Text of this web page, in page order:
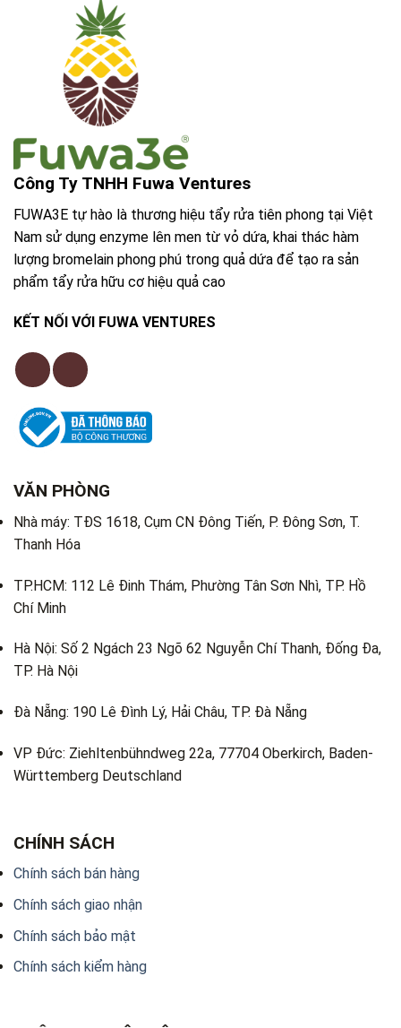
Công Ty TNHH Fuwa Ventures
FUWA3E tự hào là thương hiệu tẩy rửa tiên phong tại Việt
Nam sử dụng enzyme lên men từ vỏ dứa, khai thác hàm
lượng bromelain phong phú trong quả dứa để tạo ra sản
phẩm tẩy rửa hữu cơ hiệu quả cao
KẾT NỐI VỚI FUWA VENTURES
VĂN PHÒNG
Nhà máy: TĐS 1618, Cụm CN Đông Tiến, P. Đông Sơn, T.
Thanh Hóa
TP.HCM: 112 Lê Đinh Thám, Phường Tân Sơn Nhì, TP. Hồ
Chí Minh
Hà Nội: Số 2 Ngách 23 Ngõ 62 Nguyễn Chí Thanh, Đống Đa,
TP. Hà Nội
Đà Nẵng: 190 Lê Đình Lý, Hải Châu, TP. Đà Nẵng
VP Đức: Ziehltenbühndweg 22a, 77704 Oberkirch, Baden-
Württemberg Deutschland
CHÍNH SÁCH
Chính sách bán hàng
Chính sách giao nhận
Chính sách bảo mật
Chính sách kiểm hàng